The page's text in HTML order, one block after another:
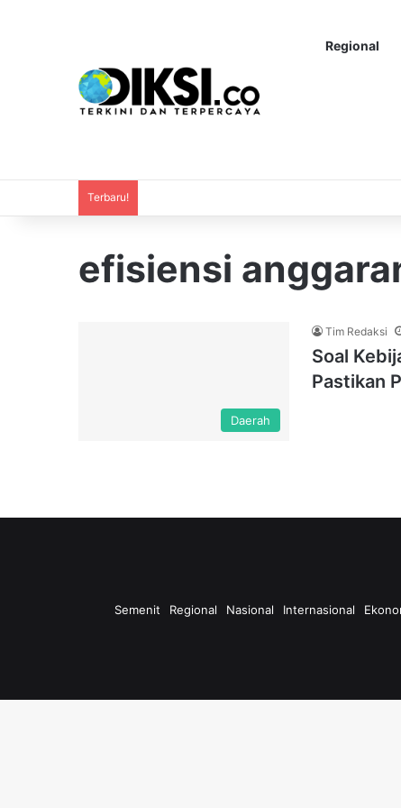
Regional
Terbaru!
efisiensi
Daerah
Tim Redaksi
Soal
Pastikan
Semenit Regional Nasional Internasional